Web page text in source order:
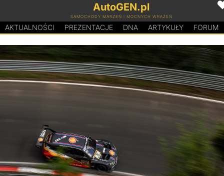
AutoGEN.pl
SAMOCHODY MARZEŃ I MOCNYCH WRAŻEŃ
AKTUALNOŚCI PREZENTACJE DNA ARTYKUŁY FORUM